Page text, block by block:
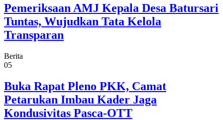
Pemeriksaan AMJ Kepala Desa Batursari
Tuntas, Wujudkan Tata Kelola
Transparan
Berita
05
Buka Rapat Pleno PKK, Camat
Petarukan Imbau Kader Jaga
Kondusivitas Pasca-OTT